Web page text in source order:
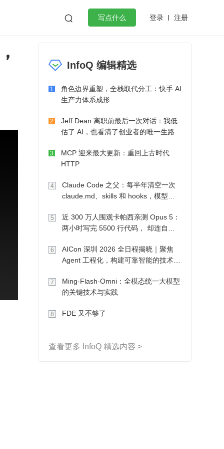
 写点什么 登录 注册
微服务架构 flutter
InfoQ 编辑精选
1
角色边界重塑，全栈取代分工：快手 AI
生产力体系成形
2
Jeff Dean 离职前最后一次对话：我低
估了 AI，也看清了创业者的唯一生路
3
MCP 迎来最大更新：重回上古时代
HTTP
4
Claude Code 之父：每半年清空一次
claude.md、skills 和 hooks，模型自
5
近 300 万人围观卡帕西亲测 Opus 5：
两小时写完 5500 行代码， 却连自己
6
AICon 深圳 2026 全日程揭晓｜聚焦
Agent 工程化，构建可靠智能的技术路
7
Ming-Flash-Omni：全模态统一大模型
的关键技术与实践
8 FDE 又不够了
查看更多 InfoQ 精选内容 >